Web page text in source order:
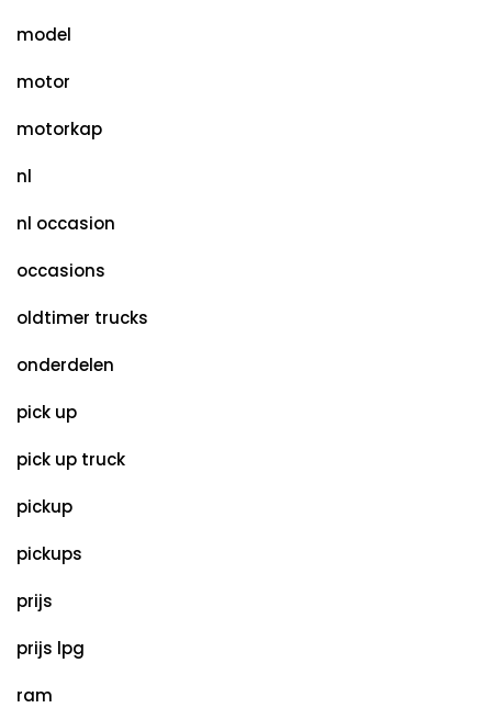
model
motor
motorkap
nl
nl occasion
occasions
oldtimer trucks
onderdelen
pick up
pick up truck
pickup
pickups
prijs
prijs lpg
ram